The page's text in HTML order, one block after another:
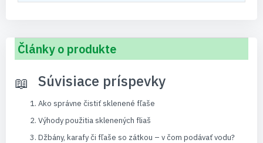
Články o produkte
Súvisiace príspevky
Ako správne čistiť sklenené fľaše
Výhody použitia sklenených fliaš
Džbány, karafy či fľaše so zátkou – v čom podávať vodu?